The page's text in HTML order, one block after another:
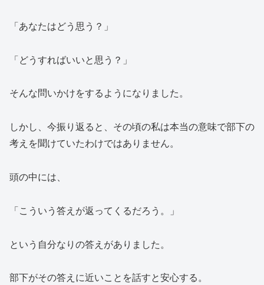
「あなたはどう思う？」
「どうすればいいと思う？」
そんな問いかけをするようになりました。
しかし、今振り返ると、その頃の私は本当の意味で部下の
考えを聞けていたわけではありません。
頭の中には、
「こういう答えが返ってくるだろう。」
という自分なりの答えがありました。
部下がその答えに近いことを話すと安心する。